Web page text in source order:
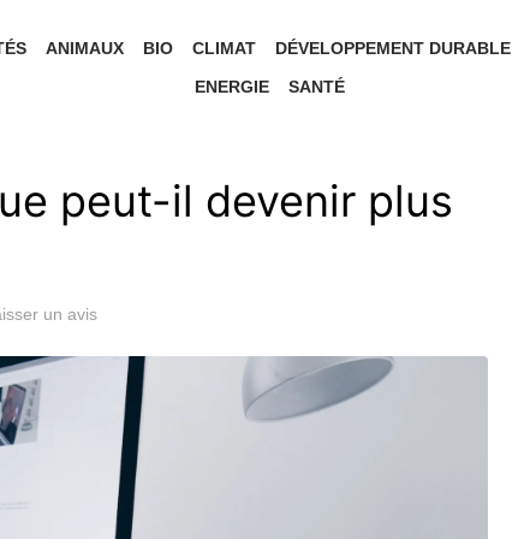
ANIMAUX BIO CLIMAT DÉVELOPPEMENT DURABLE
ENERGIE
SANTÉ
peut-il devenir plus
un avis